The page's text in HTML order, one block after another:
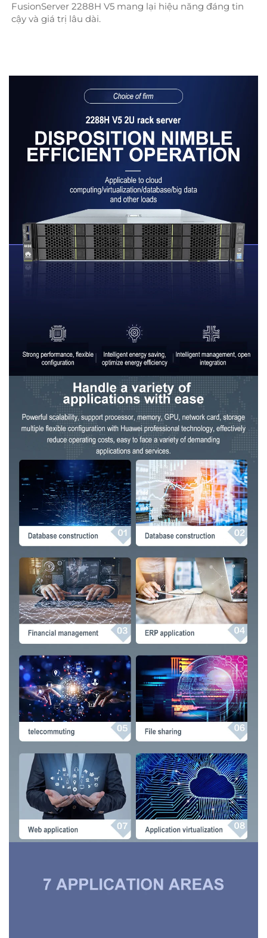
FusionServer 2288H V5 mang lại hiệu năng đáng tin
cậy và giá trị lâu dài.